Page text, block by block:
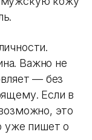
Важно не
— без
Если в
это
уже пишет о